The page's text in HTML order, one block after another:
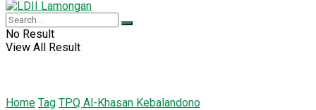
No Result
View All Result
Home Tag TPQ Al-Khasan Kebalandono